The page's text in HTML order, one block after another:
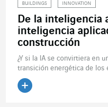
BUILDINGS INNOVATION
De la inteligencia
inteligencia
construcción
¿Y si la IA se convirtiera en
transición energética de los